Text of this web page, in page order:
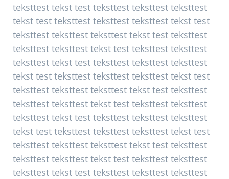
teksttest tekst test teksttest teksttest teksttest
tekst test teksttest teksttest teksttest tekst test
teksttest teksttest teksttest tekst test teksttest
teksttest teksttest tekst test teksttest teksttest
teksttest tekst test teksttest teksttest teksttest
tekst test teksttest teksttest teksttest tekst test
teksttest teksttest teksttest tekst test teksttest
teksttest teksttest tekst test teksttest teksttest
teksttest tekst test teksttest teksttest teksttest
tekst test teksttest teksttest teksttest tekst test
teksttest teksttest teksttest tekst test teksttest
teksttest teksttest tekst test teksttest teksttest
teksttest tekst test teksttest teksttest teksttest